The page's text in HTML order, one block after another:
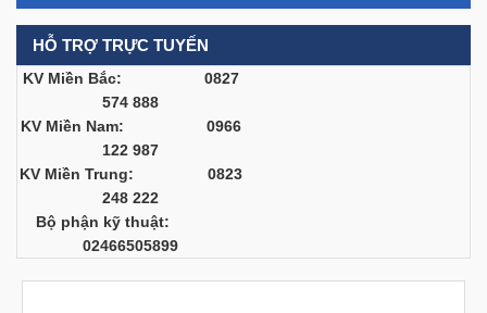
HỖ TRỢ TRỰC TUYẾN
KV Miền Bắc: 0827
574 888
KV Miền Nam: 0966
122 987
KV Miền Trung: 0823
248 222
Bộ phận kỹ thuật:
02466505899